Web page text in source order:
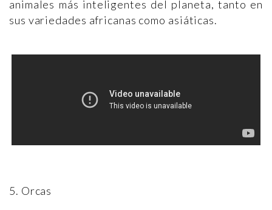
animales más inteligentes del planeta, tanto en
sus variedades africanas como asiáticas.
5. Orcas